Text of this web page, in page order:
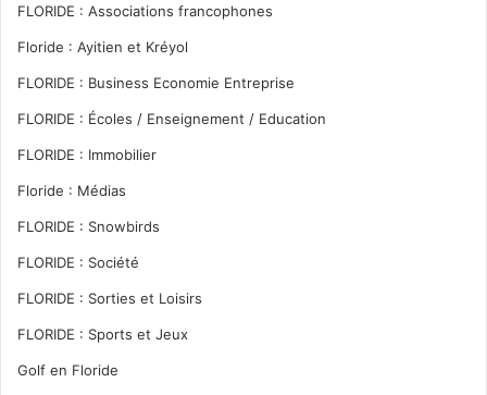
FLORIDE : Associations francophones
Floride : Ayitien et Kréyol
FLORIDE : Business Economie Entreprise
FLORIDE : Écoles / Enseignement / Education
FLORIDE : Immobilier
Floride : Médias
FLORIDE : Snowbirds
FLORIDE : Société
FLORIDE : Sorties et Loisirs
FLORIDE : Sports et Jeux
Golf en Floride